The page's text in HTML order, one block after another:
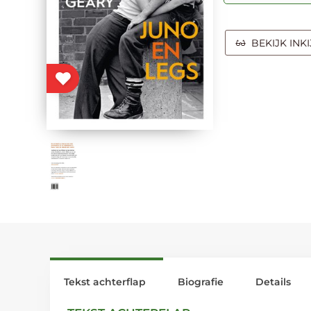
BEKIJK
Tekst achterflap Biografie Details